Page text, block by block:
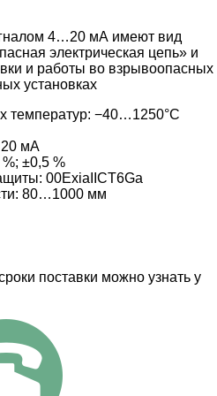
4…20 мА имеют вид
электрическая цепь» и
и работы во взрывоопасных
установках
температур: −40…1250°C
мА
%; ±0,5 %
00ExiaIICT6Ga
80…1000 мм
поставки можно узнать у